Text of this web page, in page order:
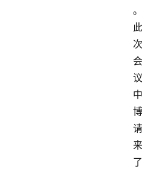
。
此
次
会
议
中
博
请
来
了